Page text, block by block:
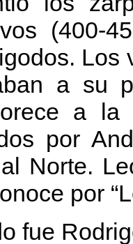
(400-
Los
a su
a la
por
Norte.
por
fue